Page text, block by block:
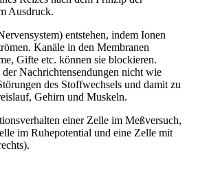
Ausdruck.
entstehen, indem Ionen
Kanäle in den Membranen
Gifte etc. können sie blockieren.
Nachrichtensendungen nicht wie
des Stoffwechsels und damit zu
Gehirn und Muskeln.
einer Zelle im Meßversuch,
im Ruhepotential und eine Zelle mit